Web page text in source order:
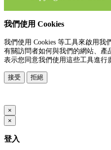
我們使用 Cookies
我們使用 Cookies 等工具來啟用我
有關訪問者如何與我們的網站、產
表示您同意我們使用這些工具進行
接受 拒絕
×
×
登入